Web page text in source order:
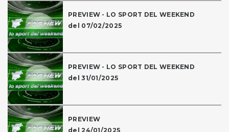
PREVIEW - LO SPORT DEL WEEKEND
del 07/02/2025
PREVIEW - LO SPORT DEL WEEKEND
del 31/01/2025
PREVIEW
del 24/01/2025